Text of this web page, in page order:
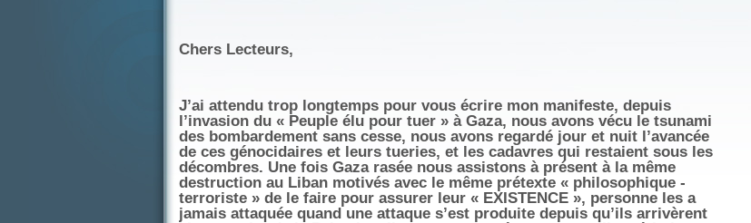
Chers Lecteurs,
J’ai attendu trop longtemps pour vous écrire mon manifeste, depuis
l’invasion du « Peuple élu pour tuer » à Gaza, nous avons vécu le tsunami
des bombardement sans cesse, nous avons regardé jour et nuit l’avancée
de ces génocidaires et leurs tueries, et les cadavres qui restaient sous les
décombres. Une fois Gaza rasée nous assistons à présent à la même
destruction au Liban motivés avec le même prétexte « philosophique -
terroriste » de le faire pour assurer leur « EXISTENCE », personne les a
jamais attaquée quand une attaque s’est produite depuis qu’ils arrivèrent